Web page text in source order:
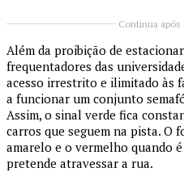
Continua após
Além da proibição de
frequentadores das
acesso irrestrito e ilimitado às
a funcionar um conjunto
Assim, o sinal verde fica
carros que seguem na pista. O
amarelo e o vermelho quando
pretende atravessar a rua.